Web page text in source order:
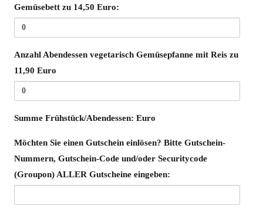
Gemüsebett zu 14,50 Euro:
Anzahl Abendessen vegetarisch Gemüsepfanne mit Reis zu
11,90 Euro
SummeFrühstück/Abendessen:
Summe Frühstück/Abendessen: Euro
Möchten Sie einen Gutschein einlösen? Bitte Gutschein-
Nummern, Gutschein-Code und/oder Securitycode
(Groupon) ALLER Gutscheine eingeben: